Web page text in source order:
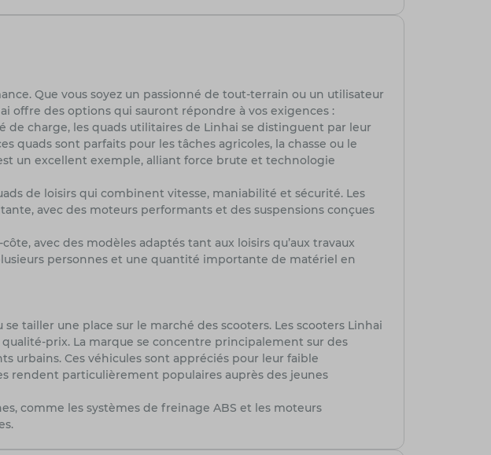
Que vous soyez un passionné de tout-terrain ou un utilisateur
offre des options qui sauront répondre à vos exigences :
de charge, les quads utilitaires de Linhai se distinguent par leur
quads sont parfaits pour les tâches agricoles, la chasse ou le
un excellent exemple, alliant force brute et technologie
de loisirs qui combinent vitesse, maniabilité et sécurité. Les
avec des moteurs performants et des suspensions conçues
avec des modèles adaptés tant aux loisirs qu’aux travaux
personnes et une quantité importante de matériel en
tailler une place sur le marché des scooters. Les scooters Linhai
prix. La marque se concentre principalement sur des
urbains. Ces véhicules sont appréciés pour leur faible
rendent particulièrement populaires auprès des jeunes
comme les systèmes de freinage ABS et les moteurs